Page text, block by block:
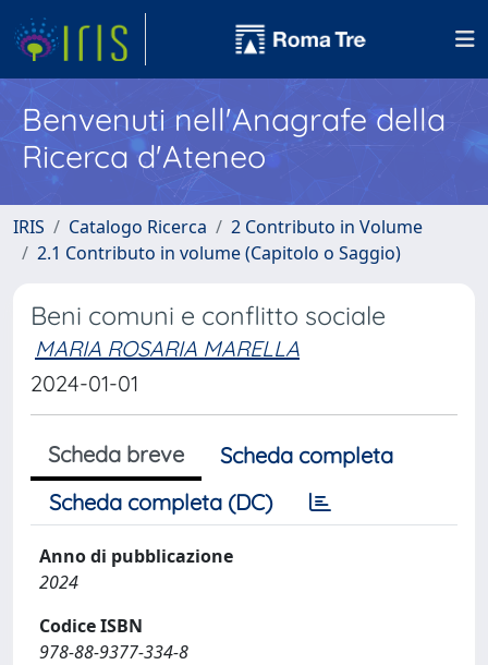
Benvenuti nell'Anagrafe della
Ricerca d'Ateneo
IRIS Catalogo Ricerca
2 Contributo in Volume
2.1 Contributo in volume (Capitolo o Saggio)
Beni comuni e conflitto sociale
MARIA ROSARIA MARELLA
2024-01-01
Scheda breve
Scheda completa
Scheda completa (DC)
Anno di pubblicazione
2024
Codice ISBN
978-88-9377-334-8